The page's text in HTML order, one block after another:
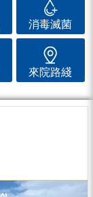
消毒滅菌
來院路綫